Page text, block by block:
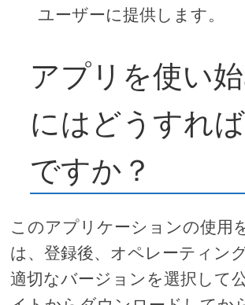
ユーザーに提供します。
アプリを使い
にはどうすれ
ですか？
このアプリケーションの使用
は、登録後、オペレーティン
適切なバージョンを選択して